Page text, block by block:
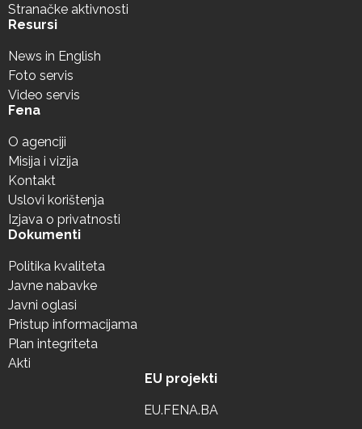
Stranačke aktivnosti
Resursi
News in English
Foto servis
Video servis
Fena
O agenciji
Misija i vizija
Kontakt
Uslovi korištenja
Izjava o privatnosti
Dokumenti
Politika kvaliteta
Javne nabavke
Javni oglasi
Pristup informacijama
Plan integriteta
Akti
EU projekti
EU.FENA.BA